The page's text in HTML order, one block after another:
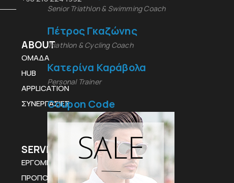
Senior Triathlon & Swimming Coach
Πέτρος Γκαζώνης
Triathlon & Cycling Coach
Κατερίνα Καράβολα
Personal Trainer
Coupon Code
ABOUT
ΟΜΑΔΑ
HUB
APPLICATION
ΣΥΝΕΡΓΑΣΙΕΣ
SERVICES
ΕΡΓΟΜΕΤΡΗΣΗ
ΠΡΟΠΟΝΗΣΗ